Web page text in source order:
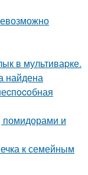
в мультиваpке.
найдена
помидорами и
к семейным